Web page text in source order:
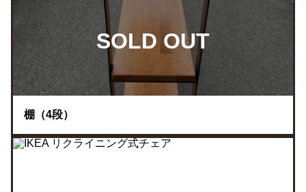
SOLD OUT
棚（4段）